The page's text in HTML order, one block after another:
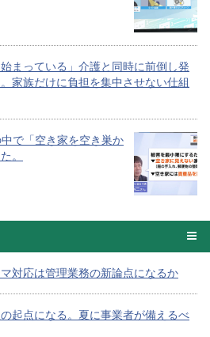
まっている」介護と同時に前倒し発
家族だけに負担を集中させない仕組
で「空き家を空き巣か
。
対応は管理業務の新論点になるか
起点になる。夏に事業者が備えるべ